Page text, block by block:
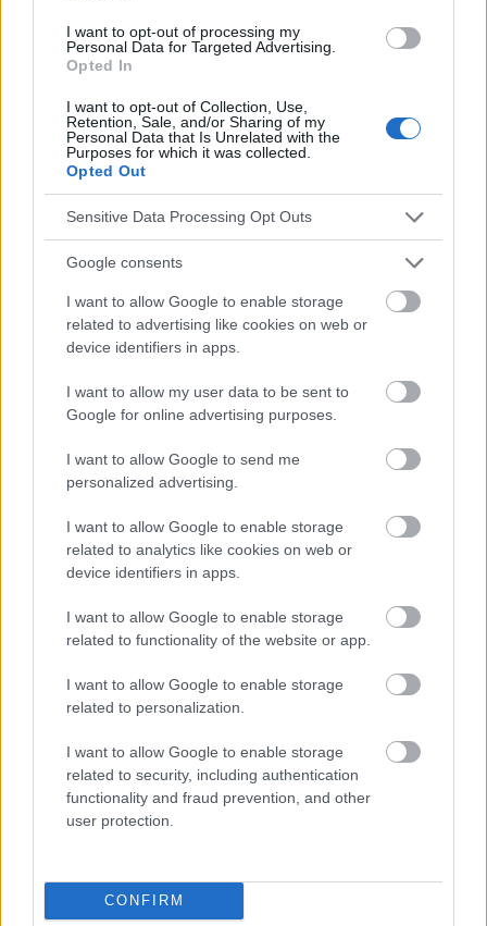
I want to opt-out of processing my
Personal Data for Targeted Advertising.
Opted In
I want to opt-out of Collection, Use,
Retention, Sale, and/or Sharing of my
Personal Data that Is Unrelated with the
Purposes for which it was collected.
Opted Out
Sensitive Data Processing Opt Outs
Google consents
I want to allow Google to enable storage
related to advertising like cookies on web or
device identifiers in apps.
I want to allow my user data to be sent to
Google for online advertising purposes.
I want to allow Google to send me
personalized advertising.
I want to allow Google to enable storage
related to analytics like cookies on web or
device identifiers in apps.
I want to allow Google to enable storage
related to functionality of the website or app.
I want to allow Google to enable storage
related to personalization.
I want to allow Google to enable storage
related to security, including authentication
functionality and fraud prevention, and other
user protection.
CONFIRM
Vorteile von mandeln Wie man mandeln isst
polskim
Bildungs- und Informationszwecken. Der Herausgeber und die
Anwendung verantwortlich. Bevor Sie Ratschläge oder Tipps auf
der Website verwenden, ist es unbedingt erforderlich, einen Arzt